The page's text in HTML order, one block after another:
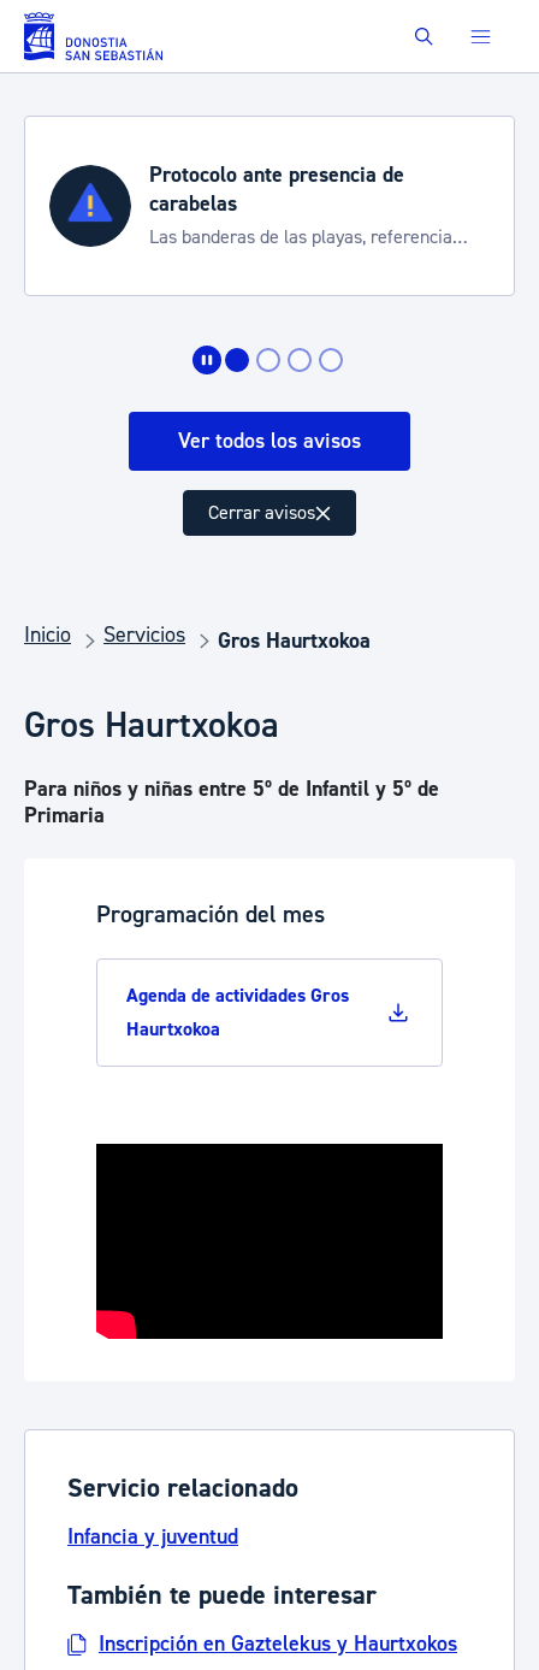
Saltar al contenido principal Buscar
Protocolo ante presencia de
carabelas
Las banderas de las playas, referencia
Ver todos los avisos
Cerrar avisos
Inicio Servicios Gros Haurtxokoa
Gros Haurtxokoa
Para niños y niñas entre 5º de Infantil y 5º de
Primaria
Programación del mes
Agenda de actividades Gros
Haurtxokoa
Servicio relacionado
Infancia y juventud
También te puede interesar
Inscripción en Gaztelekus y Haurtxokos